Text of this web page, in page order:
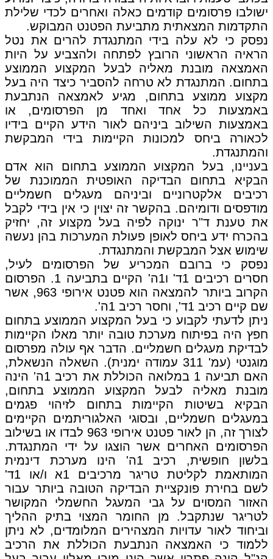
ישולבו פרסומים קודמים כאלה ואחרים לכדי שלילת
התקדמות המצאתית מתביעת הפטנט המבוקש.
נפסק כי לא עלה בידי המתנגדת להרים את נטל
הראיה הראשוני הרובץ לפתחה ולהצביע על היות
האמצאה מובנת מאליה לבעל המקצוע הממוצע
בתחום. המתנגדת לא טרחה להסביר כיצד היה בעל
מקצוע ממוצע בתחום, מגיע לאמצאה הנתבעת
באמצעות כל אחד ואחד מן הפרסומים, או
באמצעות השילוב ביניהם לאור הידע הקיים בידיו
לכאורה ביחס למכונות הקיימות בידי המבקשת
והמתנגדת.
בעניינו, בעל המקצוע הממוצע בתחום הוא אדם
הבקיא בתחום הבדיקה האופטית הממוכנת של
רכיבים אלקטרוניים וביניהם מעגלים חשמליים
מודפסים ודומיהם. בהקשר זה יצוין כי אין בידי לקבל
את טענת ד"ר ינוקה לפיה בעל מקצוע זה, יחזיק
בהכרח ידע ביחס לאופן פעולת המערכות בהן נעשה
שימוש אצל המבקשת והמתנגדת.
נפסק כי ברובם המכריע של הפרסומים לעיל,
חסרים רכיבים 1ד' ו1ה' הקיים בתביעה 1. הפרסום
הקרוב ביותר להמצאה הוא פטנט אירופי 963, אשר
שם קיים רכיב 1ד', וחסר רכיב 1ה'.
ניתן לדעתי לקבוע כי בעל המקצוע הממוצע בתחום
חפץ היה בפיתוח מערכת טובה יותר מאלו הקיימות
לבדיקת מעגלים חשמליים. הדבר אף עולה מפרסום
מוגנטי (עמ' 311 עמודה ימנית). השאלה הנשאלת,
האם תביעה 1 במלואה הכוללת את רכיב 1ה' הינה
מובנת מאליה לבעל המקצוע הממוצע בתחום,
הבקיא בשיטות הקיימות בתחום לזיהוי פגמים
במעגלים חשמליים, ובסוגי האלגוריתמים הקיימים
לצורך זה, הן לאור פטנט אירופי 963 לבדו או בשילוב
הפרסומים האחרים אשר הוצגו על ידי המתנגדת.
בלשון חופשית, רכיב 1ה' הינו מערכת דינמית
המותאמת לקליטת טריגר מרכיבים 1א ו/או 1ד'
לשם בחירת פונקציית הבדיקה הטובה ביותר עבור
האזור המסוים על גבי המעגל החשמלי המקושר
לטריגר שנתקבל. מן החומר המצוי בתיק ההליך
וביחוד לאור עדויות המצהירים המלומדים, לא ניתן
ללמוד כי האמצאה הנתבעת הכוללת את הרכיב